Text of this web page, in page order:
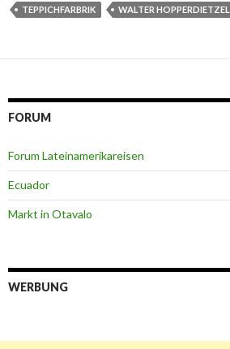
TEPPICHFARBRIK
WALTER HOPPERDIETZEL
FORUM
Forum Lateinamerikareisen
Ecuador
Markt in Otavalo
WERBUNG